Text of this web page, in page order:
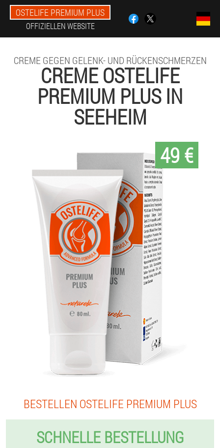
OSTELIFE PREMIUM PLUS
OFFIZIELLEN WEBSITE
CREME GEGEN GELENK- UND RÜCKENSCHMERZEN
CREME OSTELIFE
PREMIUM PLUS IN
SEEHEIM
49 €
BESTELLEN OSTELIFE PREMIUM PLUS
SCHNELLE BESTELLUNG